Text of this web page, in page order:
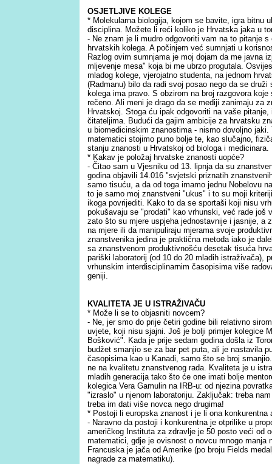
OSJETLJIVE KOLEGE
* Molekularna biologija, kojom se bavite, igra bitnu
disciplina. Možete li reći koliko je Hrvatska jaka u
- Ne znam je li mudro odgovoriti vam na to pitanje
hrvatskih kolega. A počinjem već sumnjati u
Razlog ovim sumnjama je moj dojam da me javna
mljevenje mesa" koja bi me ubrzo progutala.
mladog kolege, vjerojatno studenta, na jednom
(Radmanu) bilo da radi svoj posao nego da se
kolega ima pravo. S obzirom na broj razgovora
rečeno. Ali meni je drago da se mediji zanimaju za
Hrvatskoj. Stoga ću ipak odgovoriti na vaše
čitateljima. Budući da gajim ambicije za hrvatsku
u biomedicinskim znanostima - nismo dovoljno
matematici stojimo puno bolje te, kao slučajno,
stanju znanosti u Hrvatskoj od biologa i medicinara.
* Kakav je položaj hrvatske znanosti uopće?
- Čitao sam u Vjesniku od 13. lipnja da su
godina objavili 14.016 "svjetski priznatih
samo tisuću, a da od toga imamo jednu Nobelovu
to je samo moj znanstveni "ukus" i to su moji
ikoga povrijediti. Kako to da se sportaši koji nisu
pokušavaju se "prodati" kao vrhunski, već rade još
zato što su mjere uspjeha jednostavnije i jasnije, a
na mjere ili da manipuliraju mjerama svoje
znanstvenika jedina je praktična metoda iako je
sa znanstvenom produktivnošću desetak tisuća
pariški laboratorij (od 10 do 20 mladih istraživača),
vrhunskim interdisciplinarnim časopisima više
geniji.
KVALITETA JE U ISTRAŽIVAČU
* Može li se to objasniti novcem?
- Ne, jer smo do prije četiri godine bili relativno
uvjete, koji nisu sjajni. Još je bolji primjer kolegice
Bošković". Kada je prije sedam godina došla iz
budžet smanjio se za bar pet puta, ali je nastavila
časopisima kao u Kanadi, samo što se broj
ne na kvalitetu znanstvenog rada. Kvaliteta je u
mladih generacija tako što će one imati bolje
kolegica Vera Gamulin na IRB-u: od njezina
"izraslo" u njenom laboratoriju. Zaključak: treba
treba im dati više novca nego drugima!
* Postoji li europska znanost i je li ona konkurentna
- Naravno da postoji i konkurentna je otprilike u
američkog Instituta za zdravlje je 50 posto veći od
matematici, gdje je ovisnost o novcu mnogo manja
Francuska je jača od Amerike (po broju Fields
nagrade za matematiku).